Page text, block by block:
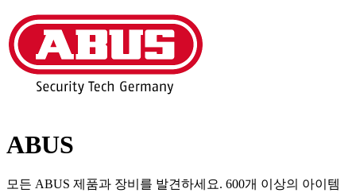
ABUS
모든 ABUS 제품과 장비를 발견하세요. 600개 이상의 아이템